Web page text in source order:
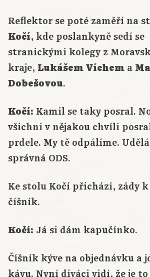
Reflektor se poté zaměří na
Kočí, kde poslankyně sedí se
stranickými kolegy z
kraje, Lukášem Víchem a
Dobešovou.
Kočí: Kamil se taky posral.
všichni v nějakou chvíli
prdele. My tě odpálíme.
správná ODS.
Ke stolu Kočí přichází, zády
číšník.
Kočí: Já si dám kapučínko.
Číšník kýve na objednávku a
kávu. Nyní diváci vidí, že je to